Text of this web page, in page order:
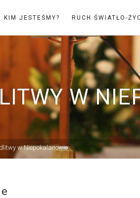
KIM JESTEŚMY? RUCH ŚWIATŁO-
W
w Niepokalanowie